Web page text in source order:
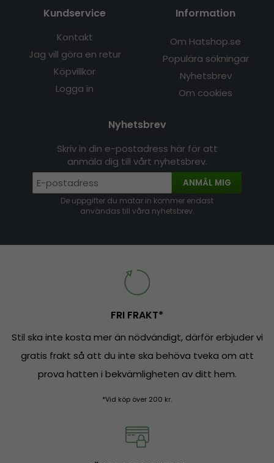
Kundservice
Kontakt
Jag vill göra en retur
Köpvillkor
Logga in
Information
Om Hatshop.se
Populära sökningar
Nyhetsbrev
Om cookies
Nyhetsbrev
Skriv in din e-postadress här för att
anmäla dig till vårt nyhetsbrev.
ANMÄL MIG
De uppgifter du matar in kommer endast
användas till våra nyhetsbrev.
FRI FRAKT*
Stil ska inte kosta mer än nödvändigt, därför erbjuder vi
gratis frakt så att du inte ska behöva tveka om att
prova hatten i bekvämligheten av ditt hem.
*Vid köp över 200 kr.